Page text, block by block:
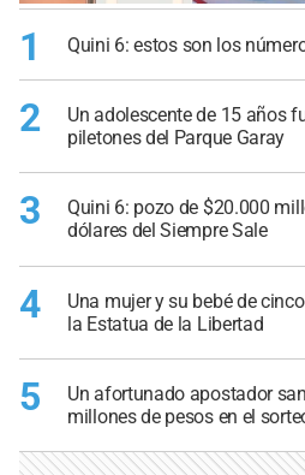
1 Quini 6: estos son los
2
Un adolescente de 15 años
piletones del Parque Garay
3
Quini 6: pozo de $20.000
dólares del Siempre Sale
4
Una mujer y su bebé de
la Estatua de la Libertad
5
Un afortunado apostador
millones de pesos en el